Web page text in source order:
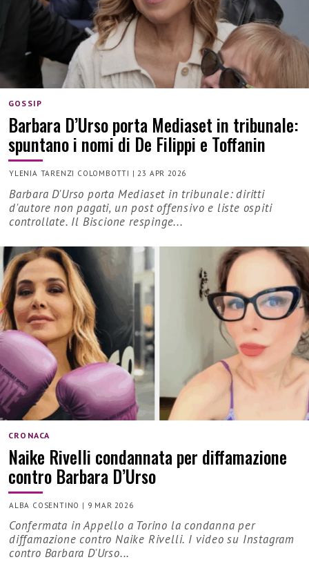
GOSSIP
Barbara D’Urso porta Mediaset in tribunale:
spuntano i nomi di De Filippi e Toffanin
YLENIA TARENZI COLOMBOTTI | 23 APR 2026
Barbara D'Urso porta Mediaset in tribunale: diritti
d'autore non pagati, un post offensivo e liste ospiti
controllate. Il Biscione respinge...
CRONACA
Naike Rivelli condannata per diffamazione
contro Barbara D’Urso
ALBA COSENTINO | 9 MAR 2026
Confermata in Appello a Torino la condanna per
diffamazione contro Naike Rivelli. I video su Instagram
contro Barbara D'Urso...